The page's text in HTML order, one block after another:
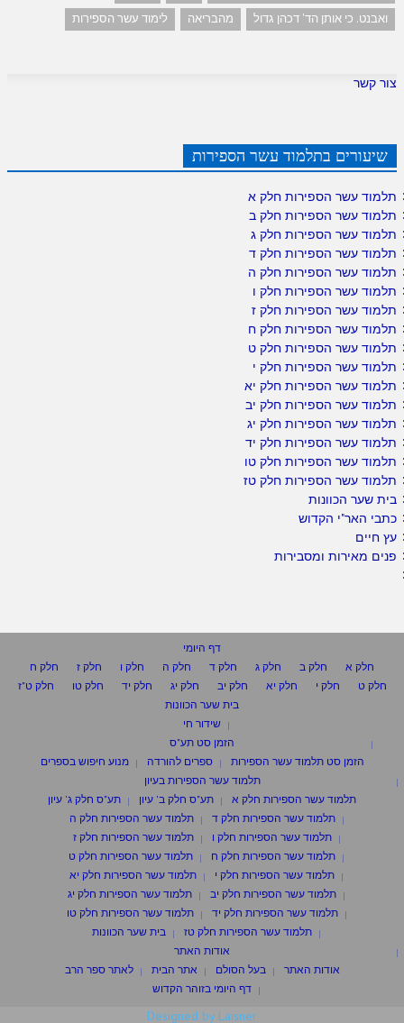
ואבנט. כי אותן הד' דכהן גדול
מהבריאה לימוד עשר הספירות
צור קשר
שיעורים בתלמוד עשר הספירות
תלמוד עשר הספירות חלק א
תלמוד עשר הספירות חלק ב
תלמוד עשר הספירות חלק ג
תלמוד עשר הספירות חלק ד
תלמוד עשר הספירות חלק ה
תלמוד עשר הספירות חלק ו
תלמוד עשר הספירות חלק ז
תלמוד עשר הספירות חלק ח
תלמוד עשר הספירות חלק ט
תלמוד עשר הספירות חלק י
תלמוד עשר הספירות חלק יא
תלמוד עשר הספירות חלק יב
תלמוד עשר הספירות חלק יג
תלמוד עשר הספירות חלק יד
תלמוד עשר הספירות חלק טו
תלמוד עשר הספירות חלק טז
בית שער הכוונות
כתבי האר"י הקדוש
עץ חיים
פנים מאירות ומסבירות
דף היומי
חלק א
חלק ב חלק ג חלק ד חלק ה חלק ו חלק ז
חלק ח
חלק ט
חלק י חלק יא חלק יב חלק יג חלק יד חלק טו
חלק ט"ז
בית שער הכוונות
שידור חי
הזמן סט תע"ס
הזמן סט תלמוד עשר הספירות
ספרים להורדה
מנוע חיפוש בספרים
תלמוד עשר הספירות בעיון
תלמוד עשר הספירות חלק א
תע"ס חלק ב' עיון
תע"ס חלק ג' עיון
תלמוד עשר הספירות חלק ד
תלמוד עשר הספירות חלק ה
תלמוד עשר הספירות חלק ו
תלמוד עשר הספירות חלק ז
תלמוד עשר הספירות חלק ח
תלמוד עשר הספירות חלק ט
תלמוד עשר הספירות חלק י
תלמוד עשר הספירות חלק יא
תלמוד עשר הספירות חלק יב
תלמוד עשר הספירות חלק יג
תלמוד עשר הספירות חלק יד
תלמוד עשר הספירות חלק טו
תלמוד עשר הספירות חלק טז
בית שער הכוונות
אודות האתר
אודות האתר
בעל הסולם אתר הבית
לאתר ספר הרב
דף היומי בזוהר הקדוש
Designed by Laisner